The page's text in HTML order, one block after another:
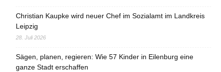
Christian Kaupke wird neuer Chef im Sozialamt im Landkreis
Leipzig
28. Juli 2026
Sägen, planen, regieren: Wie 57 Kinder in Eilenburg eine
ganze Stadt erschaffen